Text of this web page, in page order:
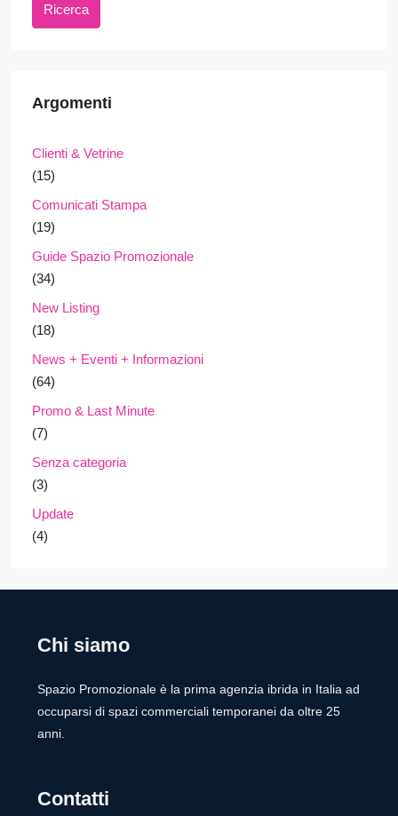
Ricerca
Argomenti
Clienti & Vetrine
(15)
Comunicati Stampa
(19)
Guide Spazio Promozionale
(34)
New Listing
(18)
News + Eventi + Informazioni
(64)
Promo & Last Minute
(7)
Senza categoria
(3)
Update
(4)
Chi siamo
Spazio Promozionale è la prima agenzia ibrida in Italia ad
occuparsi di spazi commerciali temporanei da oltre 25
anni.
Contatti